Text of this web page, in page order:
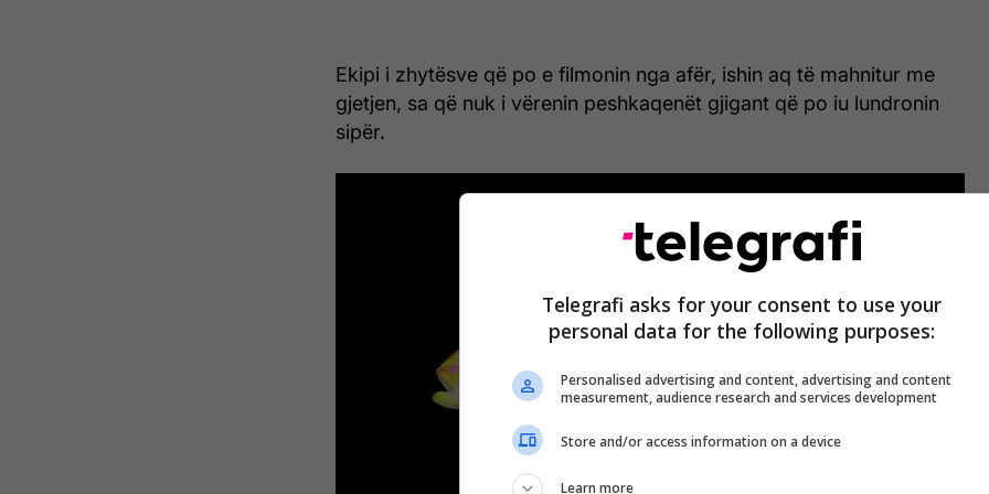
Ekipi i zhytësve që po e filmonin nga afër, ishin aq të mahnitur me
gjetjen, sa që nuk i vërenin peshkaqenët gjigant që po iu lundronin
sipër.
Telegrafi asks for your consent to use your
personal data for the following purposes:
Personalised advertising and content, advertising and content
measurement, audience research and services development
Store and/or access information on a device
Learn more